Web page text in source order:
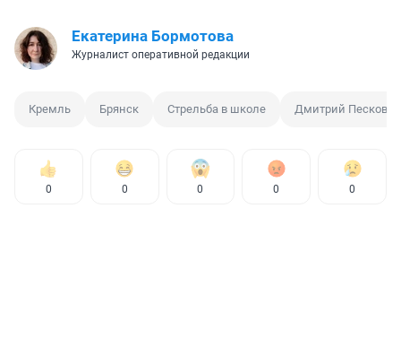
Екатерина Бормотова
Журналист оперативной редакции
Кремль Брянск Стрельба в школе Дмитрий Песков
0 0 0 0 0